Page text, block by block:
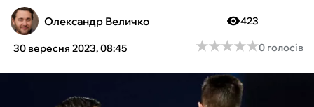
ТЕНІС
КІБЕРСПОРТ
Олександр Величко
30 вересня 2023, 08:45
423
★★★★★
★★★★★0 голосів